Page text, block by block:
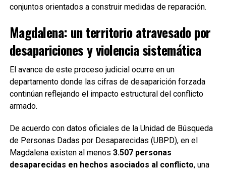
conjuntos orientados a construir medidas de reparación.
Magdalena: un territorio atravesado por
desapariciones y violencia sistemática
El avance de este proceso judicial ocurre en un
departamento donde las cifras de desaparición forzada
continúan reflejando el impacto estructural del conflicto
armado.
De acuerdo con datos oficiales de la Unidad de Búsqueda
de Personas Dadas por Desaparecidas (UBPD), en el
Magdalena existen al menos 3.507 personas
desaparecidas en hechos asociados al conflicto, una